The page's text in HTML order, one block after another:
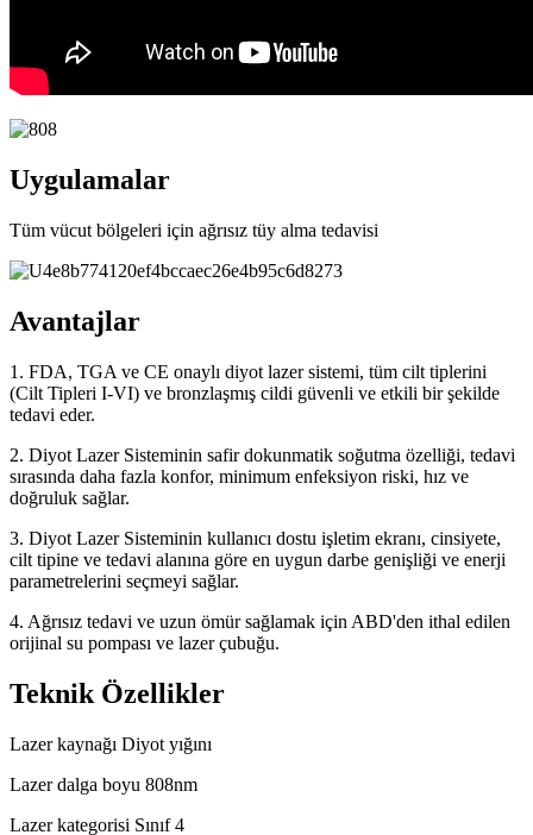
Uygulamalar
Tüm vücut bölgeleri için ağrısız tüy alma tedavisi
Avantajlar
1. FDA, TGA ve CE onaylı diyot lazer sistemi, tüm cilt tiplerini
(Cilt Tipleri I-VI) ve bronzlaşmış cildi güvenli ve etkili bir şekilde
tedavi eder.
2. Diyot Lazer Sisteminin safir dokunmatik soğutma özelliği, tedavi
sırasında daha fazla konfor, minimum enfeksiyon riski, hız ve
doğruluk sağlar.
3. Diyot Lazer Sisteminin kullanıcı dostu işletim ekranı, cinsiyete,
cilt tipine ve tedavi alanına göre en uygun darbe genişliği ve enerji
parametrelerini seçmeyi sağlar.
4. Ağrısız tedavi ve uzun ömür sağlamak için ABD'den ithal edilen
orijinal su pompası ve lazer çubuğu.
Teknik Özellikler
Lazer kaynağı Diyot yığını
Lazer dalga boyu 808nm
Lazer kategorisi Sınıf 4